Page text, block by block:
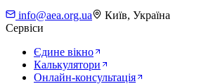
info@aea.org.ua
Київ, Україна
Сервіси
Єдине вікно
Калькулятори
Онлайн-консультація